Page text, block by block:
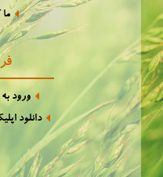
ورود
دانلود